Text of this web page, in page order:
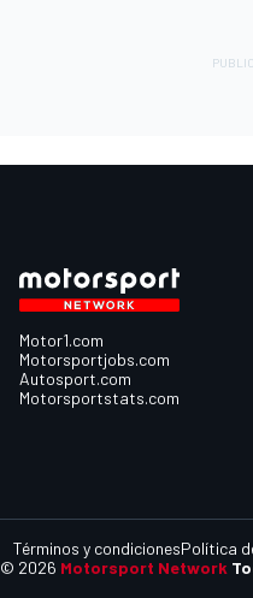
Motor1.com
Motorsportjobs.com
Autosport.com
Motorsportstats.com
© 2026 Motorsport Network
Términos y condicionesPolítica